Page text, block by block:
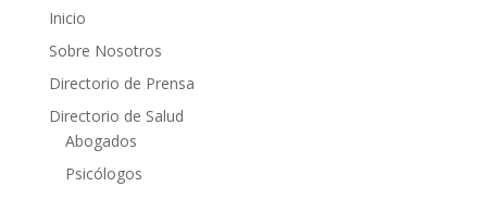
Inicio
Sobre Nosotros
Directorio de Prensa
Directorio de Salud
Abogados
Psicólogos